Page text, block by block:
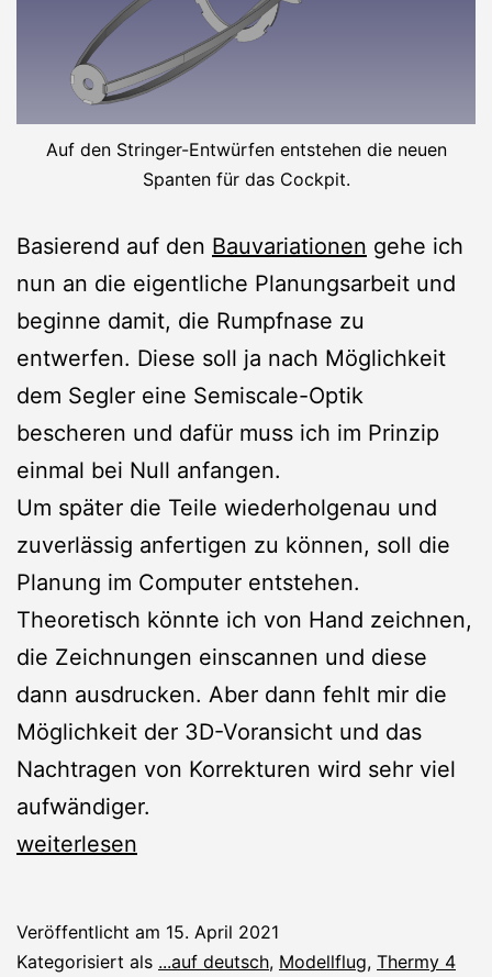
Auf den Stringer-Entwürfen entstehen die neuen
Spanten für das Cockpit.
Basierend auf den Bauvariationen gehe ich
nun an die eigentliche Planungsarbeit und
beginne damit, die Rumpfnase zu
entwerfen. Diese soll ja nach Möglichkeit
dem Segler eine Semiscale-Optik
bescheren und dafür muss ich im Prinzip
einmal bei Null anfangen.
Um später die Teile wiederholgenau und
zuverlässig anfertigen zu können, soll die
Planung im Computer entstehen.
Theoretisch könnte ich von Hand zeichnen,
die Zeichnungen einscannen und diese
dann ausdrucken. Aber dann fehlt mir die
Möglichkeit der 3D-Voransicht und das
Nachtragen von Korrekturen wird sehr viel
aufwändiger.
Thermy
der
weiterlesen
Veröffentlicht am 15. April 2021
Kategorisiert als ...auf deutsch, Modellflug, Thermy 4